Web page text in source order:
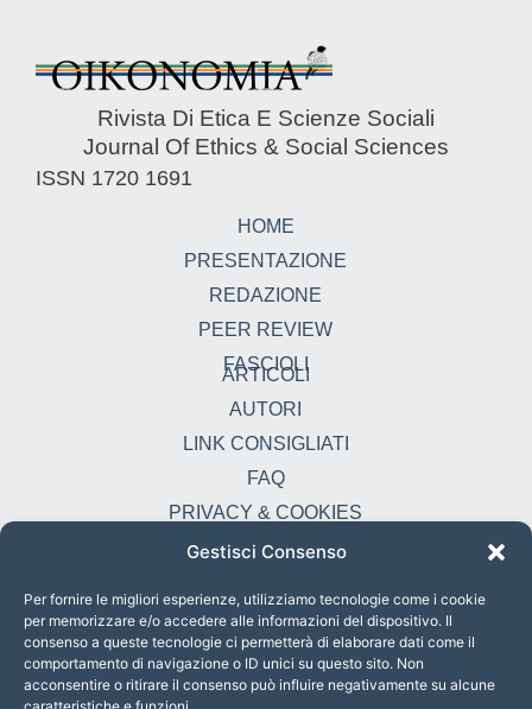
Gestisci Consenso
Per fornire le migliori esperienze, utilizziamo tecnologie come i cookie
per memorizzare e/o accedere alle informazioni del dispositivo. Il
consenso a queste tecnologie ci permetterà di elaborare dati come il
comportamento di navigazione o ID unici su questo sito. Non
acconsentire o ritirare il consenso può influire negativamente su alcune
Rivista Di Etica E Scienze Sociali
Journal Of Ethics & Social Sciences
ISSN 1720 1691
HOME
PRESENTAZIONE
REDAZIONE
PEER REVIEW
FASCIOLI
ARTICOLI
AUTORI
LINK CONSIGLIATI
FAQ
PRIVACY & COOKIES
oikonomia@pust.it
+39 06 67 02 338
Largo Angelicum 1, 00184 Roma, Italia